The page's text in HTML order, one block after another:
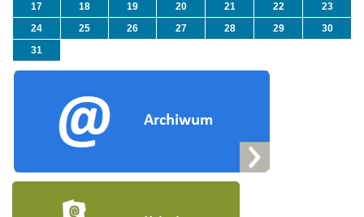
17
18 19 20 21 22
23
24
25 26 27 28 29
30
31